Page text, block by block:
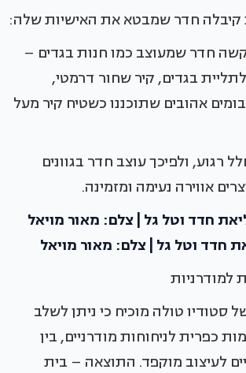
חדר שמבטא את האישיות שלה:
חדר שמעוצב כמו חנות בגדים –
בגדים, קיר שחור דרמטי,
אהובים שתוכננו כשטיח קיר מעל
רגוע, ולפיכך עוצב חדר בגוונים
אווירה נעימה ומזמינה.
חדד וטל גל | צלם: מאור מויאל
למודרניות
סטודיו טולה מוכיח כי ניתן לשלב
כפרית לניחוחות מודרניים, בין
לעיצוב מוקפד. התוצאה – בית